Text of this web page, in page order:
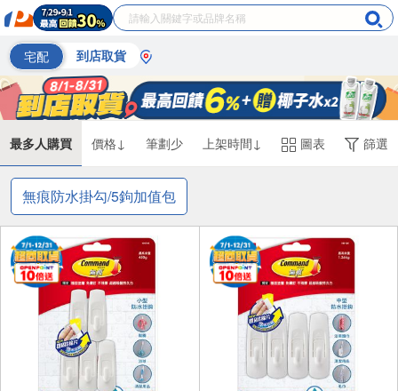
宅配 到店取貨
最多人購買 價格↓ 筆劃少 上架時間↓ 圖表 篩選
無痕防水掛勾/5鉤加值包